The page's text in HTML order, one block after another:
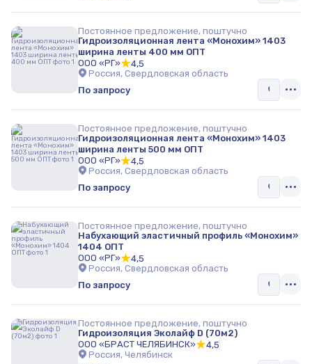
Постоянное предложение, поштучно
Гидроизоляционная лента «Монохим» 1403
ширина ленты 400 мм ОПТ
ООО «РГ»
4,5
Россия, Свердловская область
По запросу
Постоянное предложение, поштучно
Гидроизоляционная лента «Монохим» 1403
ширина ленты 500 мм ОПТ
ООО «РГ»
4,5
Россия, Свердловская область
По запросу
Постоянное предложение, поштучно
Набухающий эластичный профиль «Монохим»
1404 ОПТ
ООО «РГ»
4,5
Россия, Свердловская область
По запросу
Постоянное предложение, поштучно
Гидроизоляция Эколайф D (70м2)
ООО «БРАСТ ЧЕЛЯБИНСК»
4,5
Россия, Челябинск